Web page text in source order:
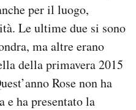
per il luogo,
Le ultime due si sono
ma altre erano
della primavera 2015
Rose non ha
e ha presentato la